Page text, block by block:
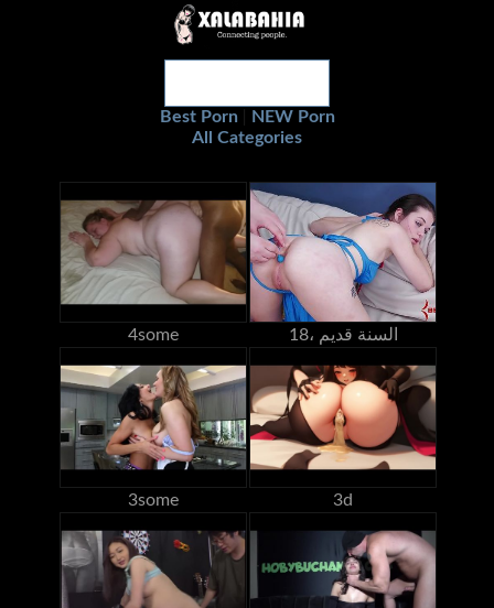
Best Porn
NEW Porn
All Categories
4some 18، السنة قديم
3some 3d